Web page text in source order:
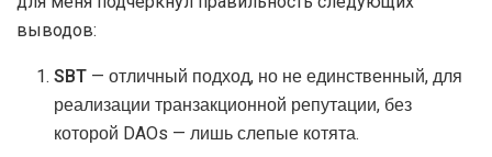
выводов:
SBT — отличный подход, но не единственный, для
реализации транзакционной репутации, без
которой DAOs — лишь слепые котята.